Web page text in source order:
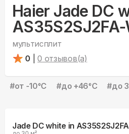
Haier Jade DC
мультисплит
0
0 отзывов(а)
#от -10°С #до +46°С #до
Jade DC white in